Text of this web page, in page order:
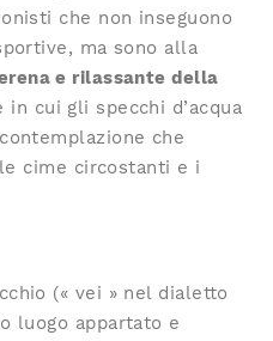
che non inseguono
ma sono alla
e rilassante della
in cui gli specchi d’acqua
che
cime circostanti e i
(« vei » nel dialetto
luogo appartato e